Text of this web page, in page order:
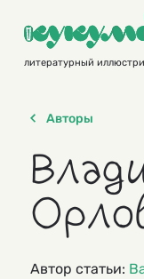
contentлитературный
Авторы
Автор статьи: